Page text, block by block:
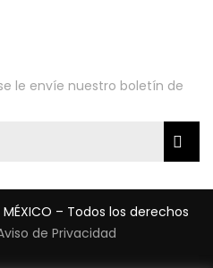
le envíe nuestro boletín de
– Todos los derechos
de Privacidad